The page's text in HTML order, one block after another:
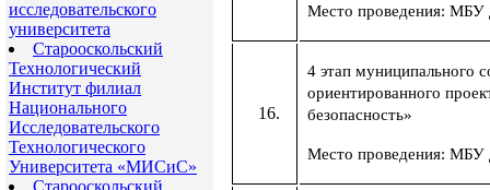
исследовательского
университета
Старооскольский
Технологический
Институт филиал
Национального
Исследовательского
Технологического
Университета «МИСиС»
Старооскольский
Место проведения:
4 этап муниципального
ориентированного
безопасность»
Место проведения: